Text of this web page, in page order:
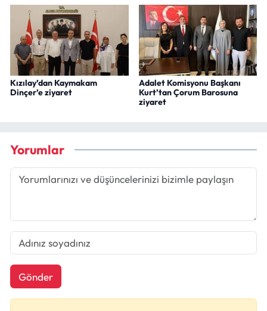
Kızılay’dan Kaymakam
Dinçer’e ziyaret
Adalet Komisyonu Başkanı
Kurt’tan Çorum Barosuna
ziyaret
Yorumlar
Gönder